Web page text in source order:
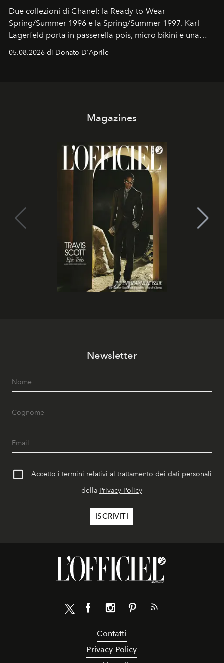
Due collezioni di Chanel: la Ready-to-Wear
Spring/Summer 1996 e la Spring/Summer 1997. Karl
Lagerfeld porta in passerella pois, micro bikini e una
Kate, Claudia e Carla una dietro l'altra. Trent'anni dopo,
05.08.2026 di Donato D'Aprile
Magazines
Newsletter
Accetto i termini relativi al trattamento dei dati personali
della Privacy Policy
Contatti
Privacy Policy